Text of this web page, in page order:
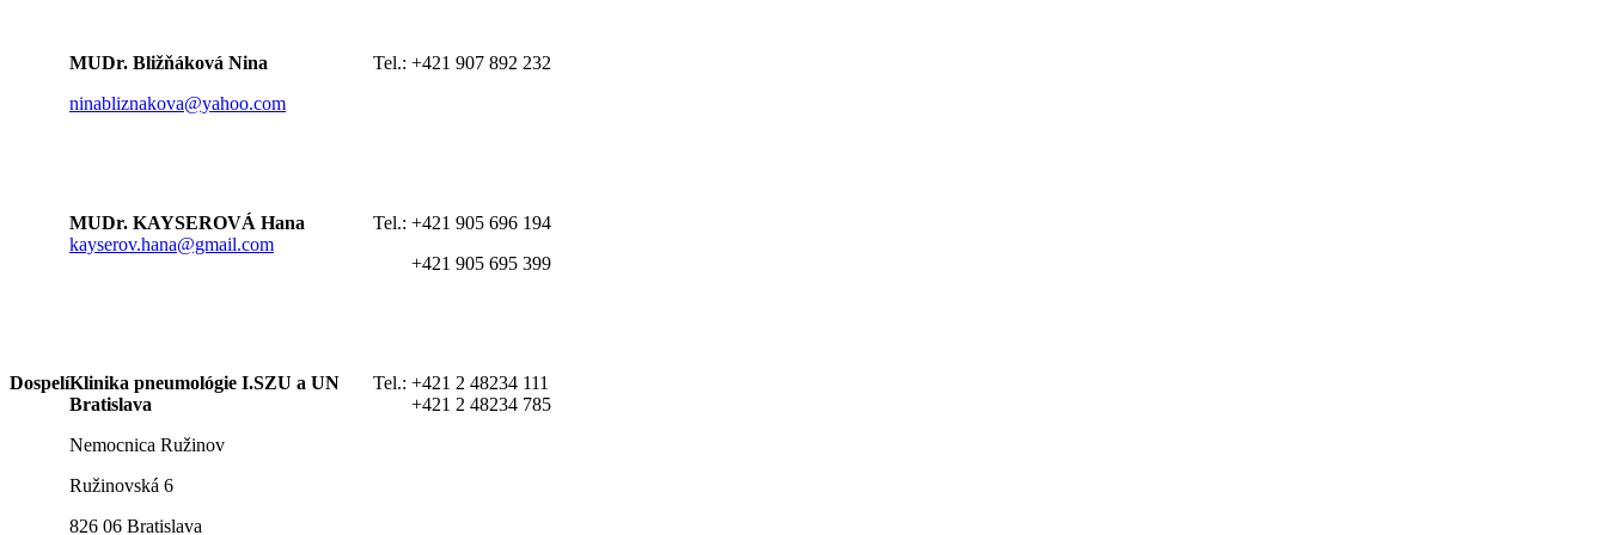
MUDr. Bližňáková Nina
ninabliznakova@yahoo.com
Tel.: +421 907 892 232
MUDr. KAYSEROVÁ Hana
kayserov.hana@gmail.com
Tel.: +421 905 696 194
+421 905 695 399
DospelíKlinika pneumológie I.SZU a UN
Bratislava
Nemocnica Ružinov
Ružinovská 6
826 06 Bratislava
Tel.: +421 2 48234 111
+421 2 48234 785